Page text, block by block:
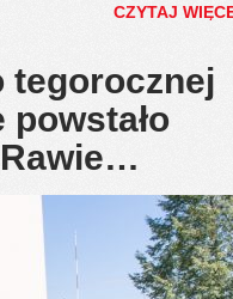
CZYTAJ
tegorocznej